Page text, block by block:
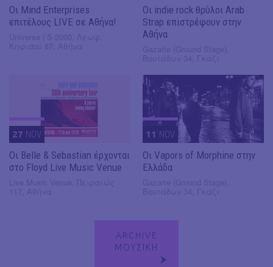
Οι Mind Enterprises
επιτέλους LIVE σε Αθήνα!
Οι indie rock θρύλοι Arab
Strap επιστρέφουν στην
Αθήνα
27 NOV
Οι Belle & Sebastian έρχονται
στο Floyd Live Music Venue
11 NOV
Οι Vapors of Morphine στην
Ελλάδα
ARCHIVE
ΜΟΥΣΙΚΗ